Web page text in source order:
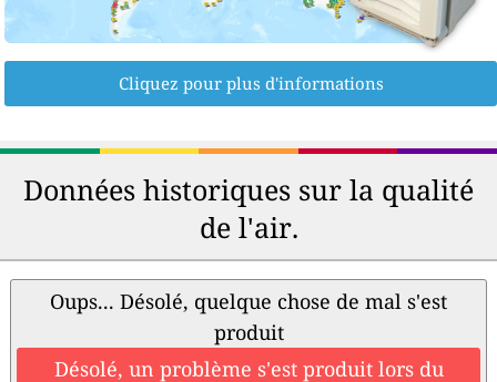
Cliquez pour plus d'informations
Données historiques sur la qualité
de l'air.
Oups... Désolé, quelque chose de mal s'est
produit
Désolé, un problème s'est produit lors du